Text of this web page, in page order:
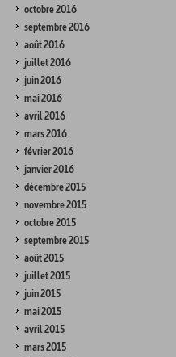
octobre 2016
septembre 2016
août 2016
juillet 2016
juin 2016
mai 2016
avril 2016
mars 2016
février 2016
janvier 2016
décembre 2015
novembre 2015
octobre 2015
septembre 2015
août 2015
juillet 2015
juin 2015
mai 2015
avril 2015
mars 2015